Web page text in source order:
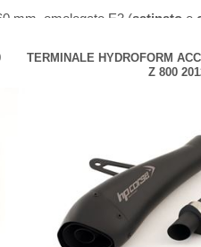
mm, omologato E3 (satinato e
estraibile, vengono forniti di
TERMINALE HYDROFORM
Z 800